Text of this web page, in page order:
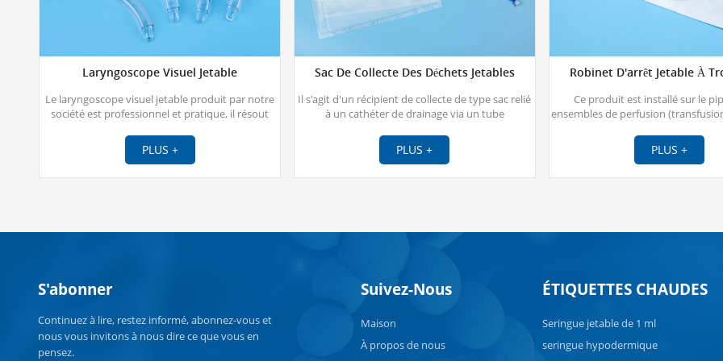
Laryngoscope Visuel Jetable
Le laryngoscope visuel jetable produit par notre
société est professionnel et pratique, il résout
endotrachéale pour les cliniciens, en particulier
dans les voies respiratoires difficiles, et permet
PLUS +
Sac De Collecte Des Déchets Jetables
Il s'agit d'un récipient de collecte de type sac relié
à un cathéter de drainage via un tube
drainage fermé.
PLUS +
Robinet D'arrêt Jetable À
Ce produit est installé sur le
ensembles de perfusion
multidirectionnel. Et il est jetable
l’oxyde d’éthylène.
PLUS +
S'abonner
Continuez à lire, restez informé, abonnez-vous et
nous vous invitons à nous dire ce que vous en
pensez.
Suivez-Nous
Maison
À propos de nous
ÉTIQUETTES CHAUDES
Seringue jetable de 1 ml
seringue hypodermique